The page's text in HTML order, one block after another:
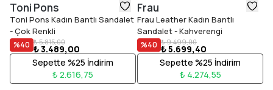
Toni Pons
Toni Pons Kadın Bantlı Sandalet
- Çok Renkli
%40 ₺ 5.815,00
₺ 3.489,00
Sepette %25 İndirim
₺ 2.616,75
Frau
Frau Leather Kadın Bantlı
Sandalet - Kahverengi
%40 ₺ 9.499,00
₺ 5.699,40
Sepette %25 İndirim
₺ 4.274,55